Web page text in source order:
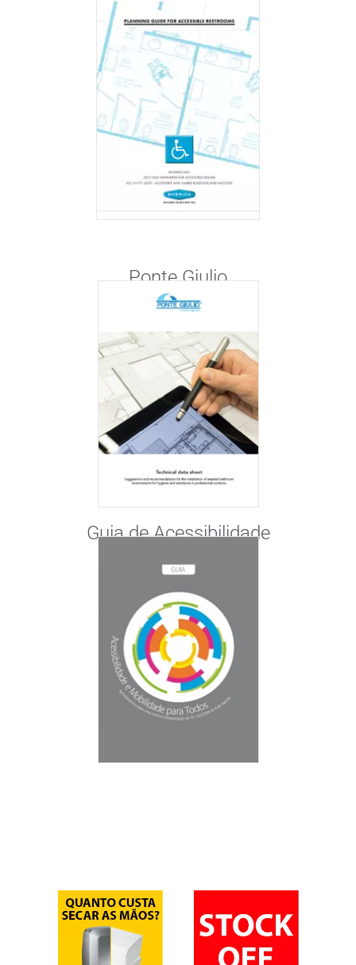
Ponte Giulio
Guia de Acessibilidade